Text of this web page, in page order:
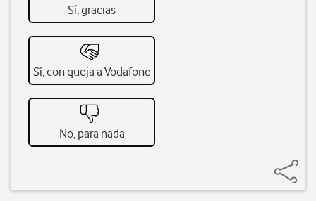
Sí, gracias
Sí, con queja a Vodafone
No, para nada